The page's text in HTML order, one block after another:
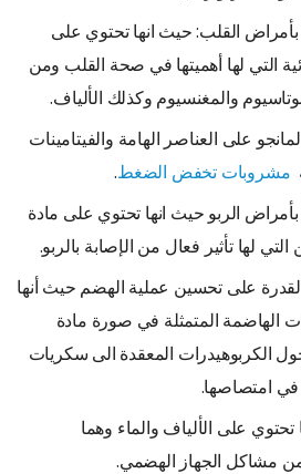
بأمراض القلب: حيث انها تحتوي على
التي لها أهميتها في صحة القلب ومن
والمغنسيوم وكذلك الألياف.
على العناصر الهامة والفيتامينات
مشروبات تخفض الضغط.
بأمراض الربو حيث انها تحتوي على مادة
التي لها تأثير فعال من الإصابة بالربو.
القدرة على تحسين عملية الهضم حيث أنها
الهاضمة المتمثلة في صورة مادة
الكربوهيدرات المعقدة الى سكريات
امتصاصها.
تحتوي على الألياف والماء وهما
من مشاكل الجهاز الهضمي.